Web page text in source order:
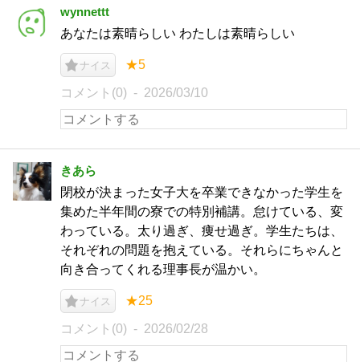
wynnettt
あなたは素晴らしい わたしは素晴らしい
ナイス ★5
コメント(0) 2026/03/10
きあら
閉校が決まった女子大を卒業できなかった学生を
集めた半年間の寮での特別補講。怠けている、変
わっている。太り過ぎ、痩せ過ぎ。学生たちは、
それぞれの問題を抱えている。それらにちゃんと
向き合ってくれる理事長が温かい。
ナイス ★25
コメント(0) 2026/02/28